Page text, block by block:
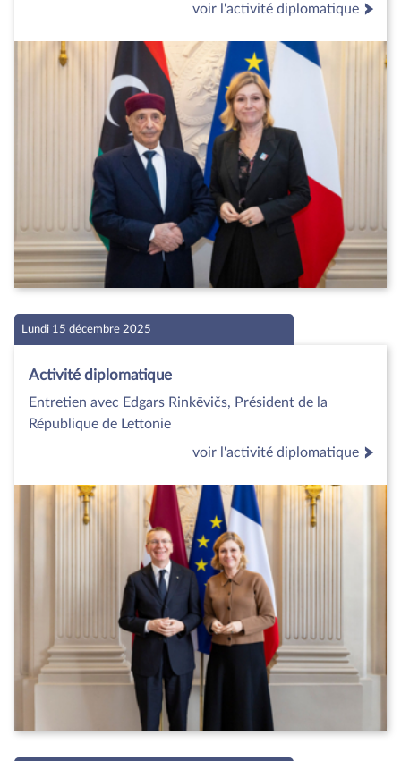
voir l'activité diplomatique
Lundi 15 décembre 2025
Activité diplomatique
Entretien avec Edgars Rinkēvičs, Président de la
République de Lettonie
voir l'activité diplomatique